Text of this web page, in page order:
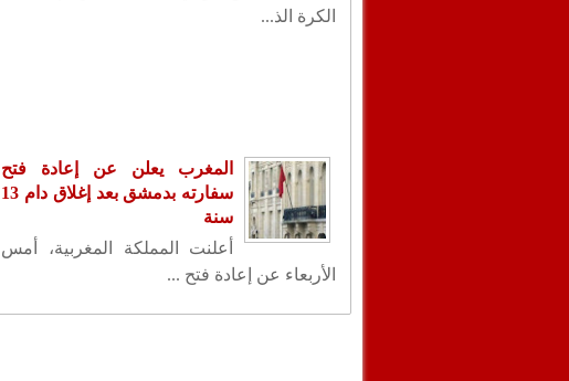
الكرة الذ...
المغرب يعلن عن إعادة فتح
سفارته بدمشق بعد إغلاق دام 13
سنة
أعلنت المملكة المغربية، أمس
الأربعاء عن إعادة فتح ...